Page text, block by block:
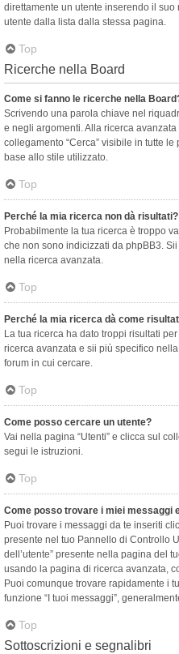
direttamente un utente inserendo il
utente dalla lista dalla stessa pagina.
Top
Ricerche nella Board
Come si fanno le ricerche nella
Scrivendo una parola chiave nel
e negli argomenti. Alla ricerca
collegamento “Cerca” visibile in tutte
base allo stile utilizzato.
Top
Perché la mia ricerca non dà risultati?
Probabilmente la tua ricerca è troppo
che non sono indicizzati da phpBB3.
nella ricerca avanzata.
Top
Perché la mia ricerca dà come
La tua ricerca ha dato troppi risultati
ricerca avanzata e sii più specifico
forum in cui cercare.
Top
Come posso cercare un utente?
Vai nella pagina “Utenti” e clicca sul
segui le istruzioni.
Top
Come posso trovare i miei messaggi
Puoi trovare i messaggi da te inseriti
presente nel tuo Pannello di Controllo
dell’utente” presente nella pagina del
usando la pagina di ricerca avanzata,
Puoi comunque trovare rapidamente i
funzione “I tuoi messaggi”,
Top
Sottoscrizioni e segnalibri